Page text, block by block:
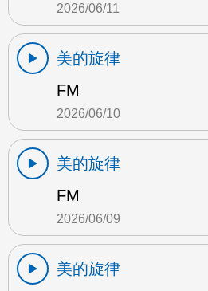
2026/06/11
美的旋律
FM
2026/06/10
美的旋律
FM
2026/06/09
美的旋律